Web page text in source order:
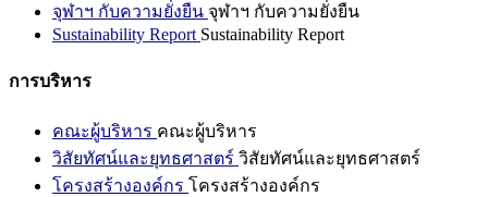
จุฬาฯ กับความยั่งยืน จุฬาฯ กับความยั่งยืน
Sustainability Report Sustainability Report
การบริหาร
คณะผู้บริหาร คณะผู้บริหาร
วิสัยทัศน์และยุทธศาสตร์ วิสัยทัศน์และยุทธศาสตร์
โครงสร้างองค์กร โครงสร้างองค์กร